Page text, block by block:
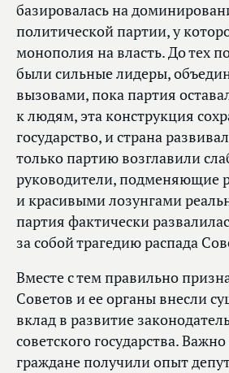
базировалась на
политической партии, у
монополия на власть. До тех
были сильные лидеры,
вызовами, пока партия
к людям, эта конструкция
государство, и страна
только партию возглавили
руководители, подменяющие
и красивыми лозунгами
партия фактически
за собой трагедию распада
Вместе с тем правильно
Советов и ее органы внесли
вклад в развитие
советского государства.
граждане получили опыт